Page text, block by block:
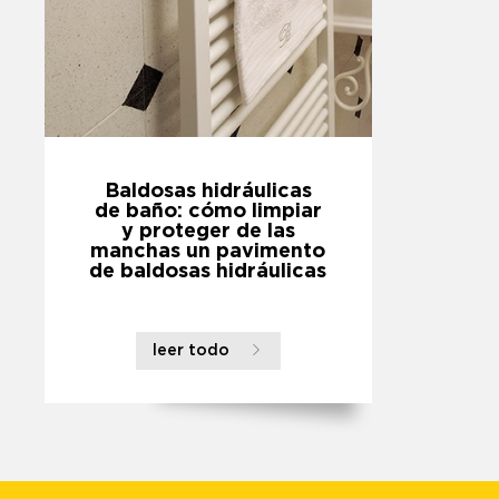
Baldosas hidráulicas
de baño: cómo limpiar
y proteger de las
manchas un pavimento
de baldosas hidráulicas
leer todo